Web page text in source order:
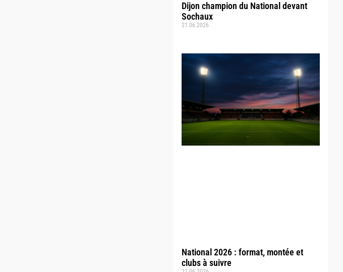
Dijon champion du National devant
Sochaux
21.06.2026
National 2026 : format, montée et
clubs à suivre